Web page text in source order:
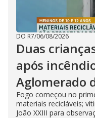
DO R7/06/08/2026
Duas
após
Aglomerado
Fogo começou no
materiais recicláveis;
João XXIII para